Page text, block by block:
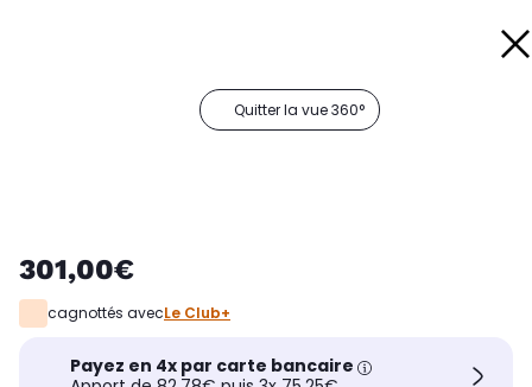
Quitter la vue 360°
301,00€
cagnottés avecLe Club+
Payez en 4x par carte bancaire